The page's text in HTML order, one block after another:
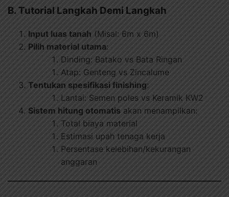
B. Tutorial Langkah Demi Langkah
Input luas tanah (Misal: 6m x 6m)
Pilih material utama:
Dinding: Batako vs Bata Ringan
Atap: Genteng vs Zincalume
Tentukan spesifikasi finishing:
Lantai: Semen poles vs Keramik KW2
Sistem hitung otomatis akan menampilkan:
Total biaya material
Estimasi upah tenaga kerja
Persentase kelebihan/kekurangan
anggaran